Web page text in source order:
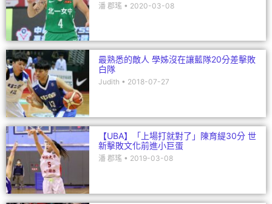
潘 郡瑤 2020-03-08
最熟悉的敵人 學姊沒在讓藍隊20分差擊敗
白隊
Judith 2018-07-27
【UBA】「上場打就對了」陳育緹30分 世
新擊敗文化前進小巨蛋
潘 郡瑤 2019-03-08